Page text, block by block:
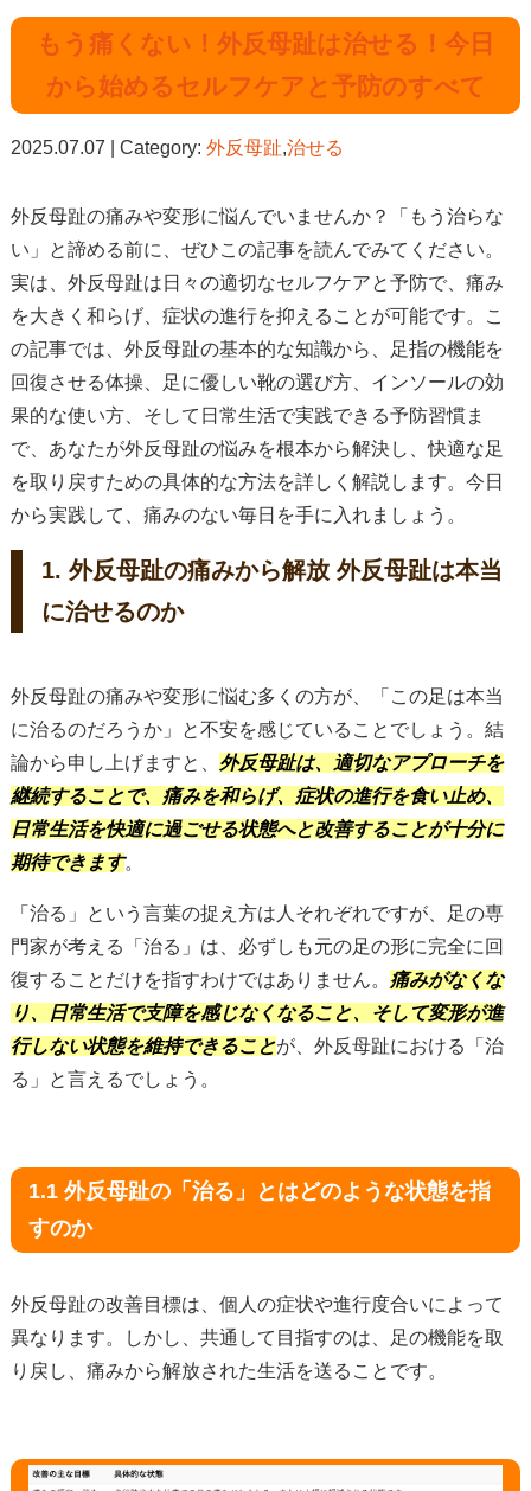
もう痛くない！外反母趾は治せる！今日
から始めるセルフケアと予防のすべて
2025.07.07 | Category: 外反母趾,治せる
外反母趾の痛みや変形に悩んでいませんか？「もう治らな
い」と諦める前に、ぜひこの記事を読んでみてください。
実は、外反母趾は日々の適切なセルフケアと予防で、痛み
を大きく和らげ、症状の進行を抑えることが可能です。こ
の記事では、外反母趾の基本的な知識から、足指の機能を
回復させる体操、足に優しい靴の選び方、インソールの効
果的な使い方、そして日常生活で実践できる予防習慣ま
で、あなたが外反母趾の悩みを根本から解決し、快適な足
を取り戻すための具体的な方法を詳しく解説します。今日
から実践して、痛みのない毎日を手に入れましょう。
1. 外反母趾の痛みから解放 外反母趾は本当
に治せるのか
外反母趾の痛みや変形に悩む多くの方が、「この足は本当
に治るのだろうか」と不安を感じていることでしょう。結
論から申し上げますと、 外反母趾は、適切なアプローチを
継続することで、痛みを和らげ、症状の進行を食い止め、
日常生活を快適に過ごせる状態へと改善することが十分に
期待できます。
「治る」という言葉の捉え方は人それぞれですが、足の専
門家が考える「治る」は、必ずしも元の足の形に完全に回
復することだけを指すわけではありません。 痛みがなくな
り、日常生活で支障を感じなくなること、そして変形が進
行しない状態を維持できることが、外反母趾における「治
る」と言えるでしょう。
1.1 外反母趾の「治る」とはどのような状態を指
すのか
外反母趾の改善目標は、個人の症状や進行度合いによって
異なります。しかし、共通して目指すのは、足の機能を取
り戻し、痛みから解放された生活を送ることです。